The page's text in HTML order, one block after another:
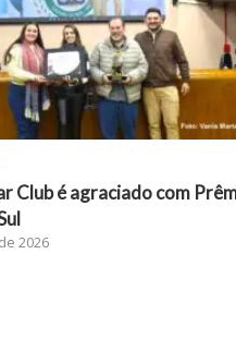
Club é agraciado com
2026